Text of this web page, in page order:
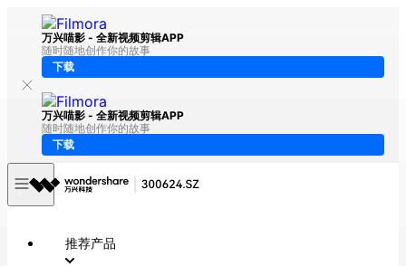
万兴喵影 - 全新视频剪辑APP
随时随地创作你的故事
下载
万兴喵影 - 全新视频剪辑APP
随时随地创作你的故事
下载
推荐产品